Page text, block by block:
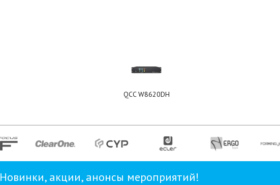
QCC W8620DH
Новинки, акции, анонсы мероприятий!